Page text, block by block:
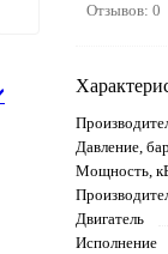
Отзывов: 0
Давление,
Мощность,
Двигатель
Исполнение